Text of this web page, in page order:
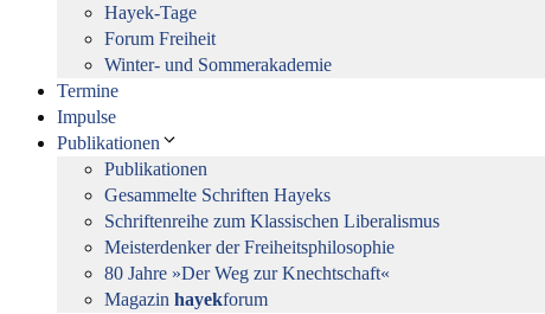
Hayek-Tage
Forum Freiheit
Winter- und Sommerakademie
Termine
Impulse
Publikationen
Publikationen
Gesammelte Schriften Hayeks
Schriftenreihe zum Klassischen Liberalismus
Meisterdenker der Freiheitsphilosophie
80 Jahre »Der Weg zur Knechtschaft«
Magazin hayekforum